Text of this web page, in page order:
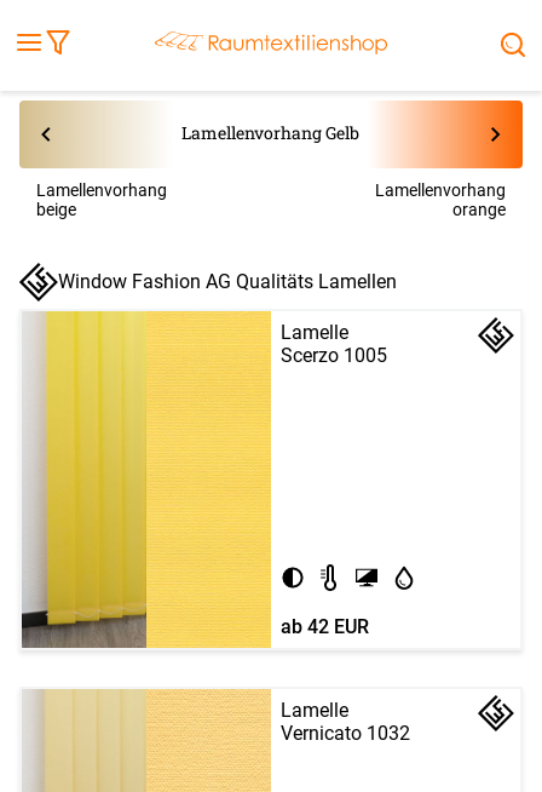
Außenrollo
Stoffe
Markise Sonnensegel
Lamellenvorhang
beige
Lamellenvorhang Gelb
Lamellenvorhang
orange
Window Fashion AG Qualitäts Lamellen
Lamelle
Scerzo 1005
ab 42 EUR
Lamelle
Vernicato 1032